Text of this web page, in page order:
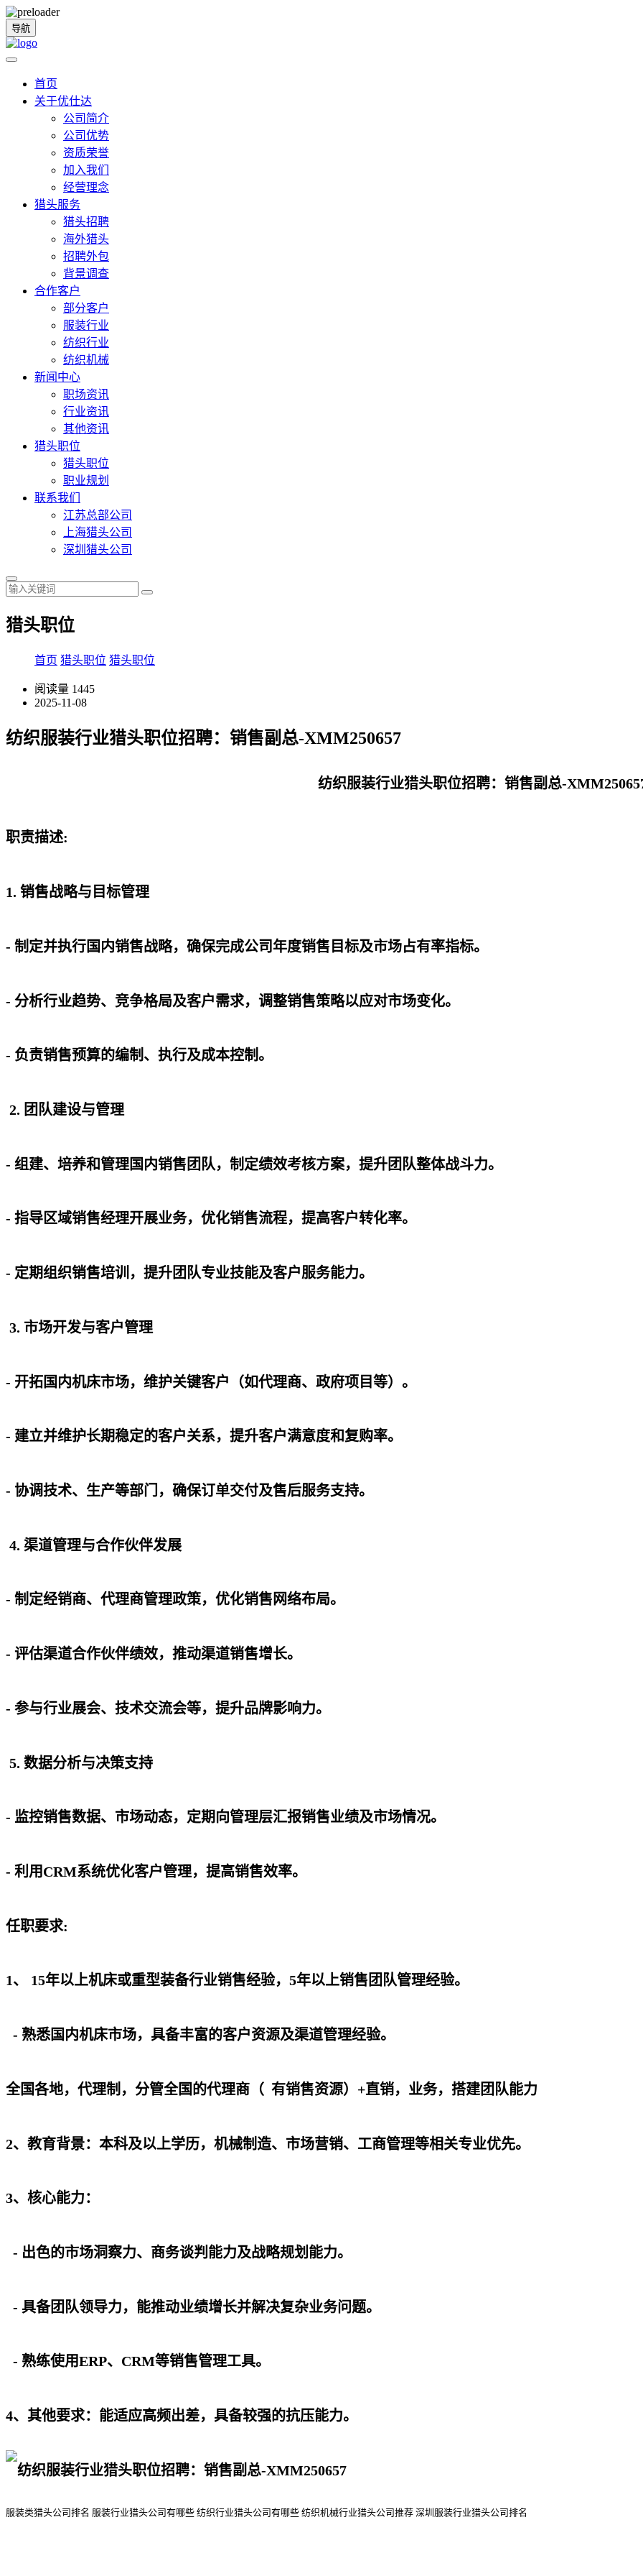
导航
首页
关于优仕达
公司简介
公司优势
资质荣誉
加入我们
经营理念
猎头服务
猎头招聘
海外猎头
招聘外包
背景调查
合作客户
部分客户
服装行业
纺织行业
纺织机械
新闻中心
职场资讯
行业资讯
其他资讯
猎头职位
猎头职位
职业规划
联系我们
江苏总部公司
上海猎头公司
深圳猎头公司
猎头职位
首页 猎头职位 猎头职位
阅读量 1445
2025-11-08
纺织服装行业猎头职位招聘：销售副总-XMM250657
纺织服装行业猎头职位招聘：销售副总-
职责描述:
1. 销售战略与目标管理
- 制定并执行国内销售战略，确保完成公司年度销售目标及市场占有率指标。
- 分析行业趋势、竞争格局及客户需求，调整销售策略以应对市场变化。
- 负责销售预算的编制、执行及成本控制。
2. 团队建设与管理
- 组建、培养和管理国内销售团队，制定绩效考核方案，提升团队整体战斗力。
- 指导区域销售经理开展业务，优化销售流程，提高客户转化率。
- 定期组织销售培训，提升团队专业技能及客户服务能力。
3. 市场开发与客户管理
- 开拓国内机床市场，维护关键客户（如代理商、政府项目等）。
- 建立并维护长期稳定的客户关系，提升客户满意度和复购率。
- 协调技术、生产等部门，确保订单交付及售后服务支持。
4. 渠道管理与合作伙伴发展
- 制定经销商、代理商管理政策，优化销售网络布局。
- 评估渠道合作伙伴绩效，推动渠道销售增长。
- 参与行业展会、技术交流会等，提升品牌影响力。
5. 数据分析与决策支持
- 监控销售数据、市场动态，定期向管理层汇报销售业绩及市场情况。
- 利用CRM系统优化客户管理，提高销售效率。
任职要求:
1、 15年以上机床或重型装备行业销售经验，5年以上销售团队管理经验。
- 熟悉国内机床市场，具备丰富的客户资源及渠道管理经验。
全国各地，代理制，分管全国的代理商（ 有销售资源）+直销，业务，搭建团队能力
2、教育背景：本科及以上学历，机械制造、市场营销、工商管理等相关专业优先。
3、核心能力：
- 出色的市场洞察力、商务谈判能力及战略规划能力。
- 具备团队领导力，能推动业绩增长并解决复杂业务问题。
- 熟练使用ERP、CRM等销售管理工具。
4、其他要求：能适应高频出差，具备较强的抗压能力。
服装类猎头公司排名 服装行业猎头公司有哪些 纺织行业猎头公司有哪些 纺织机械行业猎头公司推荐 深圳服装行业猎头公司排名